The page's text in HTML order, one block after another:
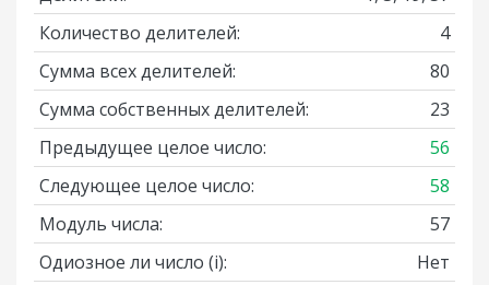
Количество делителей:
4
Сумма всех делителей:
80
Сумма собственных делителей:
23
Предыдущее целое число:
56
Следующее целое число:
58
Модуль числа:
57
Одиозное ли число (i):
Нет